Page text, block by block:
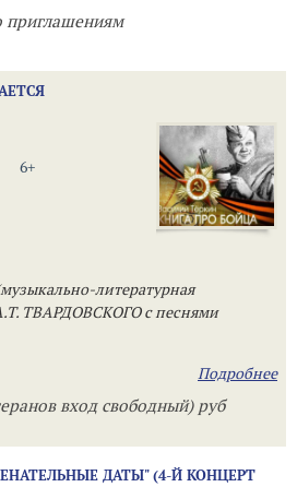
приглашениям
6+
литературная
ТВАРДОВСКОГО с песнями
Подробнее
вход свободный) руб
ДАТЫ" (4-Й КОНЦЕРТ